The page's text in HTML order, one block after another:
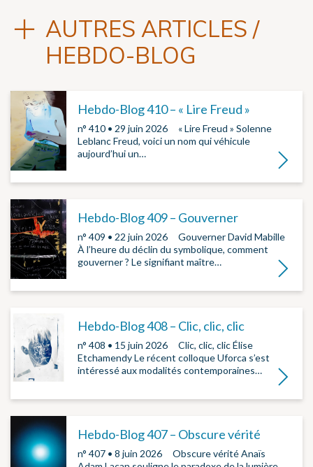
AUTRES ARTICLES /
HEBDO-BLOG
Hebdo-Blog 410 – « Lire Freud »
n° 410 • 29 juin 2026 ­ ­ « Lire Freud » Solenne
Leblanc Freud, voici un nom qui véhicule
aujourd’hui un…
Lire la
Hebdo-Blog 409 – Gouverner
n° 409 • 22 juin 2026 ­ ­ Gouverner David Mabille
À l’heure du déclin du symbolique, comment
gouverner ? Le signifiant maître…
Lire la
Hebdo-Blog 408 – Clic, clic, clic
n° 408 • 15 juin 2026 ­ ­ Clic, clic, clic Élise
Etchamendy Le récent colloque Uforca s’est
intéressé aux modalités contemporaines…
Lire la
Hebdo-Blog 407 – Obscure vérité
n° 407 • 8 juin 2026 ­ ­ Obscure vérité Anaïs